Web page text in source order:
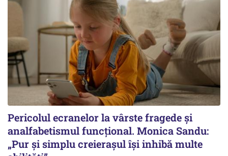
Pericolul ecranelor la vârste fragede și
analfabetismul funcțional. Monica Sandu:
„Pur și simplu creierașul își inhibă multe